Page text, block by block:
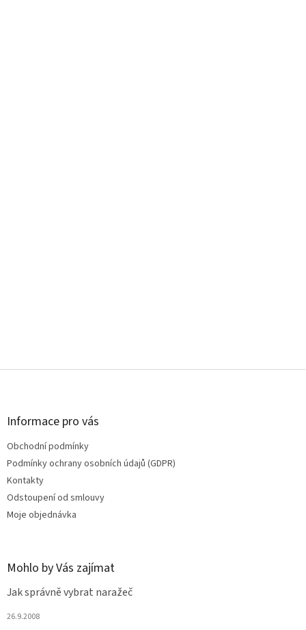
Z
Informace pro vás
Obchodní podmínky
Podmínky ochrany osobních údajů (GDPR)
Kontakty
Odstoupení od smlouvy
Moje objednávka
Mohlo by Vás zajímat
Jak správně vybrat naražeč
26.9.2008